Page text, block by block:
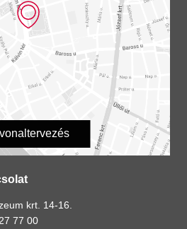
krt. 14-16.
77 00